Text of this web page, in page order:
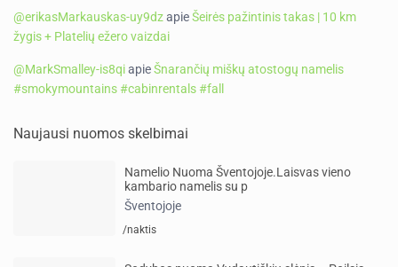
@erikasMarkauskas-uy9dzapieŠeirės pažintinis takas | 10 km
žygis + Platelių ežero vaizdai
@MarkSmalley-is8qiapieŠnarančių miškų atostogų namelis
#smokymountains #cabinrentals #fall
Naujausi nuomos skelbimai
Namelio Nuoma Šventojoje.Laisvas vieno
kambario namelis su p
Šventojoje
/naktis